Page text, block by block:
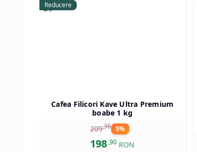
Reducere
Cafea Filicori Kave Ultra Premium
boabe 1 kg
209,36 5%
198,90 RON